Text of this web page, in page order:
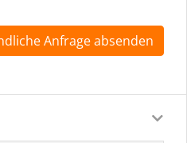
Anfrage absenden